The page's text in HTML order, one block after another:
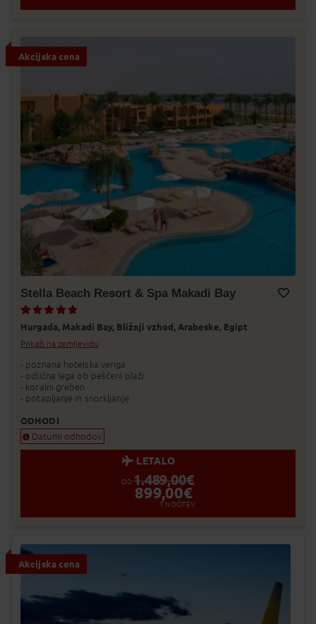
Akcijska cena
Stella Beach Resort & Spa Makadi Bay
Hurgada, Makadi Bay, Bližnji vzhod, Arabeske, Egipt
Prikaži na zemljevidu
- poznana hotelska veriga
- odlična lega ob peščeni plaži
- koralni greben
- potapljanje in snorkljanje
ODHODI
Datumi odhodov
LETALO
OD1.489,00€
899,00€
7 NOČITEV
Akcijska cena